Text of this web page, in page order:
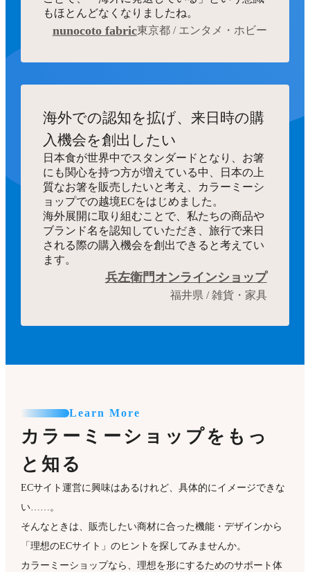
もほとんどなくなりましたね。
nunocoto fabric東京都 / エンタメ・ホビー
海外での認知を拡げ、来日時の購
入機会を創出したい
日本食が世界中でスタンダードとなり、お箸
にも関心を持つ方が増えている中、日本の上
質なお箸を販売したいと考え、カラーミーシ
ョップでの越境ECをはじめました。
海外展開に取り組むことで、私たちの商品や
ブランド名を認知していただき、旅行で来日
される際の購入機会を創出できると考えてい
ます。
兵左衛門オンラインショップ
福井県 / 雑貨・家具
Learn More
カラーミーショップをもっ
と知る
ECサイト運営に興味はあるけれど、具体的にイメージできな
い……。
そんなときは、販売したい商材に合った機能・デザインから
「理想のECサイト」のヒントを探してみませんか。
カラーミーショップなら、理想を形にするためのサポート体